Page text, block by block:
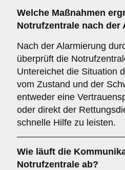
Welche Maßnahmen
Notrufzentrale nach der
Nach der Alarmierung
überprüft die
Untereichet die Situation
vom Zustand und der
entweder eine
oder direkt der
schnelle Hilfe zu leisten.
Wie läuft die
Notrufzentrale ab?